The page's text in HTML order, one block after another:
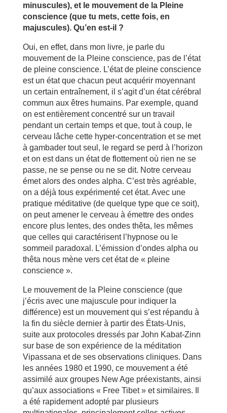
minuscules), et le mouvement de la Pleine
conscience (que tu mets, cette fois, en
majuscules). Qu’en est-il ?
Oui, en effet, dans mon livre, je parle du
mouvement de la Pleine conscience, pas de l’état
de pleine conscience. L’état de pleine conscience
est un état que chacun peut acquérir moyennant
un certain entraînement, il s’agit d’un état cérébral
commun aux êtres humains. Par exemple, quand
on est entièrement concentré sur un travail
pendant un certain temps et que, tout à coup, le
cerveau lâche cette hyper-concentration et se met
à gambader tout seul, le regard se perd à l’horizon
et on est dans un état de flottement où rien ne se
passe, ne se pense ou ne se dit. Notre cerveau
émet alors des ondes alpha. C’est très agréable,
on a déjà tous expérimenté cet état. Avec une
pratique méditative (de quelque type que ce soit),
on peut amener le cerveau à émettre des ondes
encore plus lentes, des ondes thêta, les mêmes
que celles qui caractérisent l’hypnose ou le
sommeil paradoxal. L’émission d’ondes alpha ou
thêta nous mène vers cet état de « pleine
conscience ».
Le mouvement de la Pleine conscience (que
j’écris avec une majuscule pour indiquer la
différence) est un mouvement qui s’est répandu à
la fin du siècle dernier à partir des États-Unis,
suite aux protocoles dressés par John Kabat-Zinn
sur base de son expérience de la méditation
Vipassana et de ses observations cliniques. Dans
les années 1980 et 1990, ce mouvement a été
assimilé aux groupes New Age préexistants, ainsi
qu’aux associations « Free Tibet » et similaires. Il
a été rapidement adopté par plusieurs